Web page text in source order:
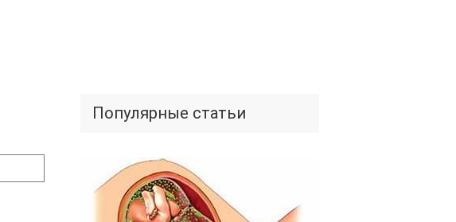
Популярные статьи